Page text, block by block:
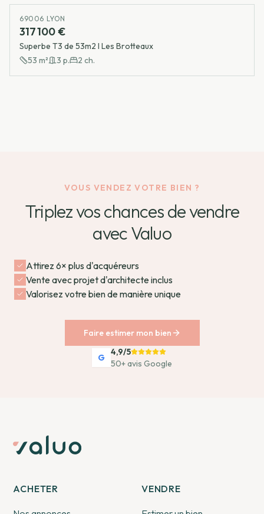
69006 LYON
317 100 €
Superbe T3 de 53m2 I Les Brotteaux
53 m² 3 p. 2 ch.
VOUS VENDEZ VOTRE BIEN ?
Triplez vos chances de vendre
avec Valuo
Attirez 6× plus d'acquéreurs
Vente avec projet d'architecte inclus
Valorisez votre bien de manière unique
Faire estimer mon bien
G
4,9/5
50+ avis Google
ACHETER VENDRE